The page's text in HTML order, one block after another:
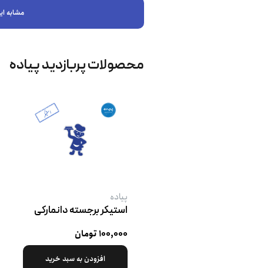
مشابه
محصولات پربازدید پیاده
پیاده
استیکر برجسته دانمارکی
۱۰۰,۰۰۰ تومان
افزودن به سبد خرید